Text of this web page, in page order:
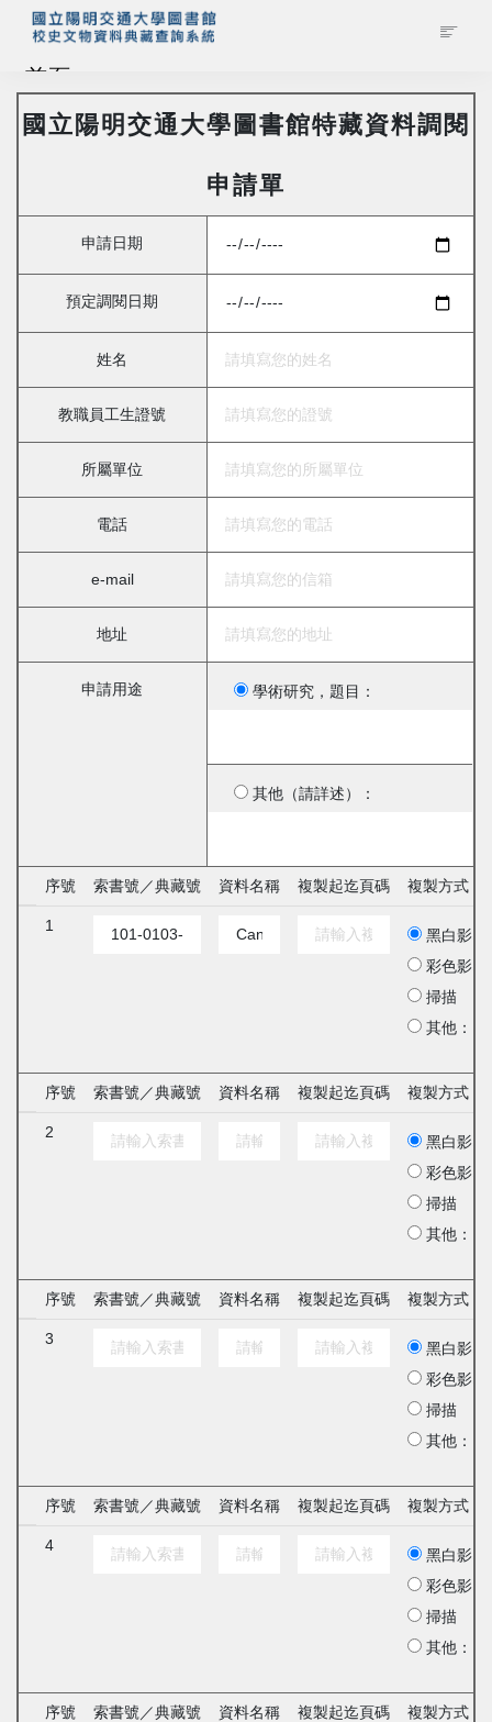
首頁
藏品查詢
管理者登入
國立陽明交通大學圖書館特藏資料調閱
申請單
申請日期
預定調閱日期
姓名
教職員工生證號
所屬單位
電話
e-mail
地址
申請用途 學術研究，題目：
其他（請詳述）：
序號 索書號／典藏號 資料名稱 複製起迄頁碼 複製方式
1
黑白影印
彩色影印
掃描
其他：
序號 索書號／典藏號 資料名稱 複製起迄頁碼 複製方式
2
黑白影印
彩色影印
掃描
其他：
序號 索書號／典藏號 資料名稱 複製起迄頁碼 複製方式
3
黑白影印
彩色影印
掃描
其他：
序號 索書號／典藏號 資料名稱 複製起迄頁碼 複製方式
4
黑白影印
彩色影印
掃描
其他：
序號 索書號／典藏號 資料名稱 複製起迄頁碼 複製方式